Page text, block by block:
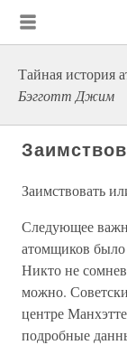
Тайная история
Бэгготт Джим
Заимствовать
Следующее
атомщиков было
Никто не
можно.
центре
подробные